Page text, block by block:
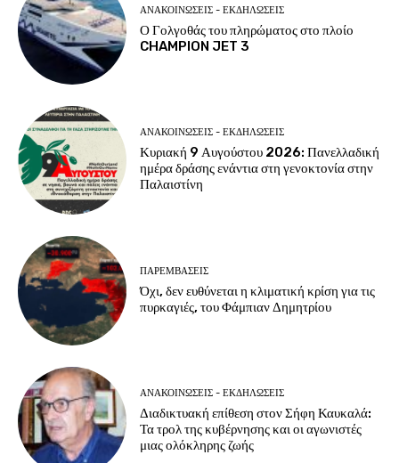
ΑΝΑΚΟΙΝΩΣΕΙΣ - ΕΚΔΗΛΩΣΕΙΣ
Ο Γολγοθάς του πληρώματος στο πλοίο
CHAMPION JET 3
ΑΝΑΚΟΙΝΩΣΕΙΣ - ΕΚΔΗΛΩΣΕΙΣ
Κυριακή 9 Αυγούστου 2026: Πανελλαδική
ημέρα δράσης ενάντια στη γενοκτονία στην
Παλαιστίνη
ΠΑΡΕΜΒΑΣΕΙΣ
Όχι, δεν ευθύνεται η κλιματική κρίση για τις
πυρκαγιές, του Φάμπιαν Δημητρίου
ΑΝΑΚΟΙΝΩΣΕΙΣ - ΕΚΔΗΛΩΣΕΙΣ
Διαδικτυακή επίθεση στον Σήφη Καυκαλά:
Τα τρολ της κυβέρνησης και οι αγωνιστές
μιας ολόκληρης ζωής